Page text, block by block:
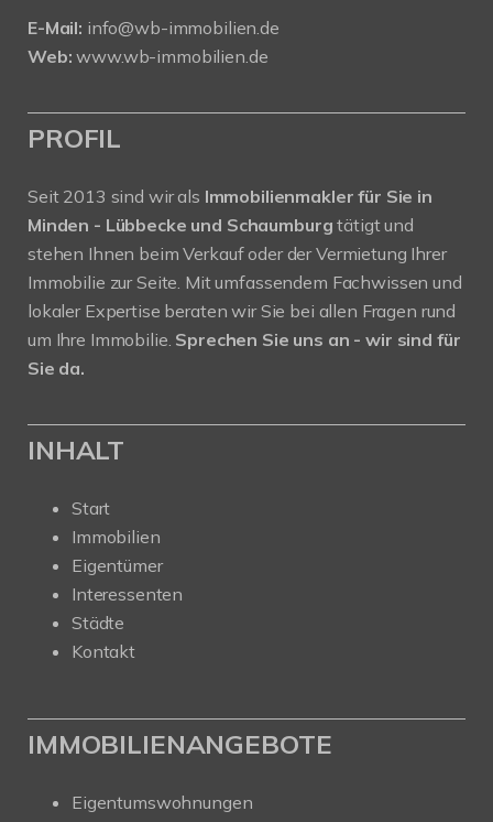
E-Mail: info@wb-immobilien.de
Web: www.wb-immobilien.de
PROFIL
Seit 2013 sind wir als Immobilienmakler für Sie in
Minden - Lübbecke und Schaumburgtätigt und
stehen Ihnen beim Verkauf oder der Vermietung Ihrer
Immobilie zur Seite. Mit umfassendem Fachwissen und
lokaler Expertise beraten wir Sie bei allen Fragen rund
um Ihre Immobilie. Sprechen Sie uns an - wir sind für
Sie da.
INHALT
Start
Immobilien
Eigentümer
Interessenten
Städte
Kontakt
IMMOBILIENANGEBOTE
Eigentumswohnungen